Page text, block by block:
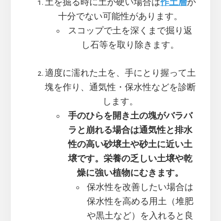
土を掘る時に土が硬い場合は作土層が
十分でない可能性があります。
スコップで土を深くまで掘り返
し石等を取り除きます。
適度に濡れた土を、手にとり握って土
塊を作り、通気性・保水性などを診断
します。
手のひらを開き土の塊がバラバ
ラと崩れる場合は通気性と排水
性の高い砂壌土や砂土に近い土
壌です。栄養の乏しい土壌や乾
燥に強い植物にむきます。
保水性を改善したい場合は
保水性を高める用土（堆肥
や黒土など）を入れると良